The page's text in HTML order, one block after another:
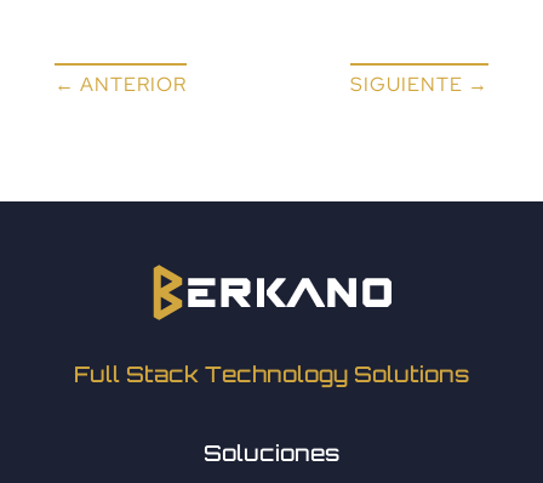
← ANTERIOR SIGUIENTE →
Full Stack Technology Solutions
Soluciones